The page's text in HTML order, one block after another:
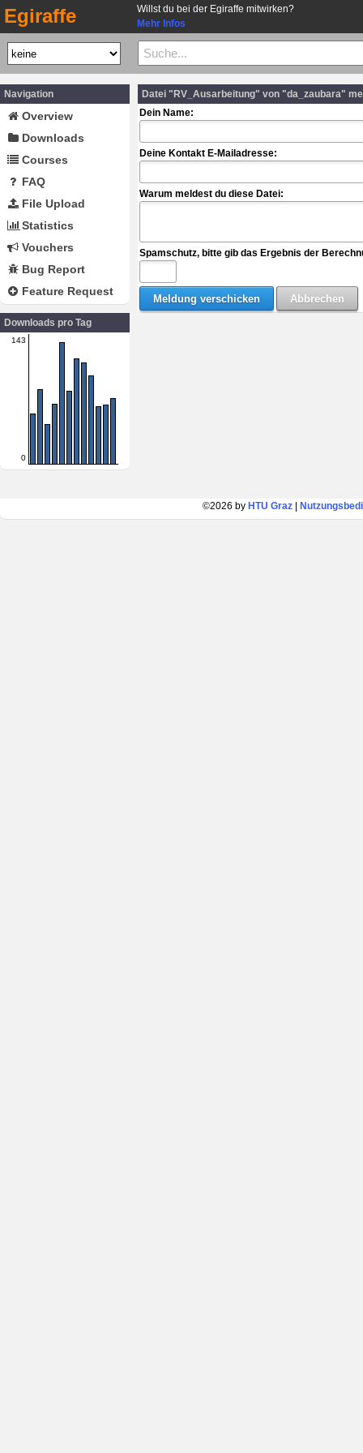
Egiraffe
Willst du bei der Egiraffe mitwirken?
Mehr Infos
Navigation
Overview
Downloads
Courses
FAQ
File Upload
Statistics
Vouchers
Bug Report
Feature Request
Downloads pro Tag
143
0
Datei "RV_Ausarbeitung" von "da_zaubara"
Dein Name:
Deine Kontakt E-Mailadresse:
Warum meldest du diese Datei:
Spamschutz, bitte gib das Ergebnis der
©2026 by HTU Graz|